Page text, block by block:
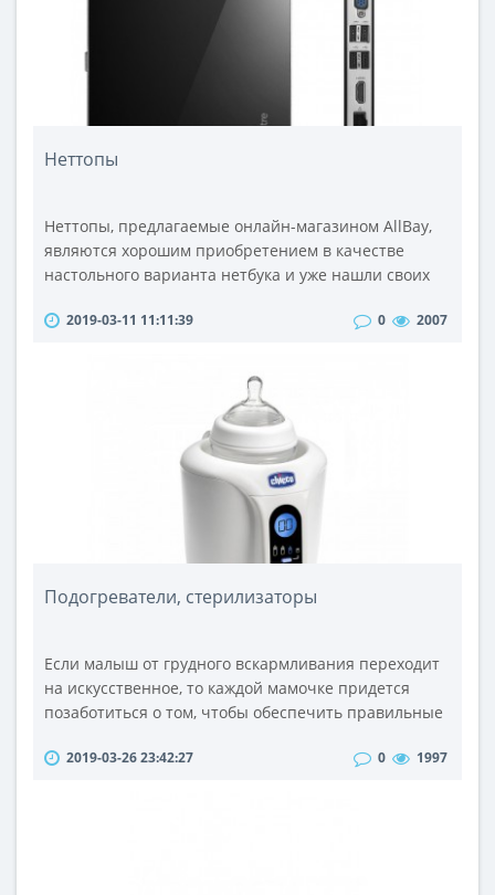
продолжают производиться и ..
Неттопы
Неттопы, предлагаемые онлайн-магазином AllBay,
являются хорошим приобретением в качестве
настольного варианта нетбука и уже нашли своих
персонального компьютера в уменьшенном виде
десктопа и наиболее подходит тем пользователям,
которые в первую очередь обращают внимание на
небольшие размеры системного блока и сни..
2019-03-11 11:11:39 0 2007
Подогреватели, стерилизаторы
Если малыш от грудного вскармливания переходит
на искусственное, то каждой мамочке придется
позаботиться о том, чтобы обеспечить правильные
Известно, что молочные смеси представляют собой
2019-03-26 23:42:27 0 1997